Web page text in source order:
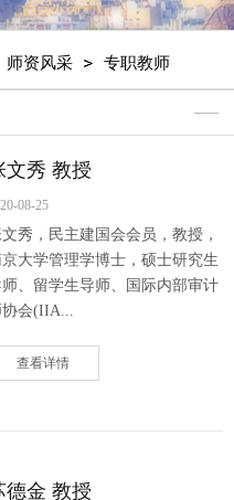
师资风采 专职教师
文秀 教授
08-25
秀，民主建国会会员，教授，
大学管理学博士，硕士研究生
、留学生导师、国际内部审计
会(IIA...
查看详情
德金 教授